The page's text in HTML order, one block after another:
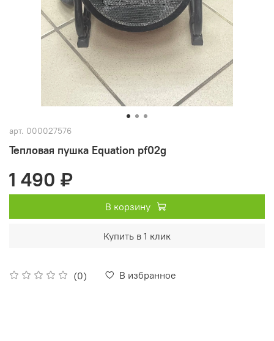
арт. 000027576
Тепловая пушка Equation pf02g
(0) В избранное
1 490 ₽
В корзину
Купить в 1 клик